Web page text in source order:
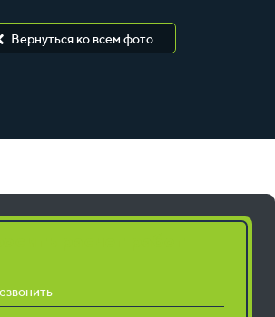
Вернуться ко всем фото